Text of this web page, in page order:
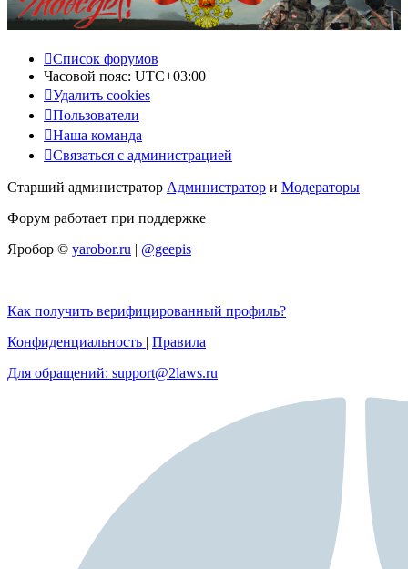
Список форумов
Часовой пояс: UTC+03:00
Удалить cookies
Пользователи
Наша команда
Связаться с администрацией
Старший администратор Администратор и Модераторы
Форум работает при поддержке
Яробор © yarobor.ru | @geepis
Как получить верифицированный профиль?
Конфиденциальность | Правила
Для обращений: support@2laws.ru